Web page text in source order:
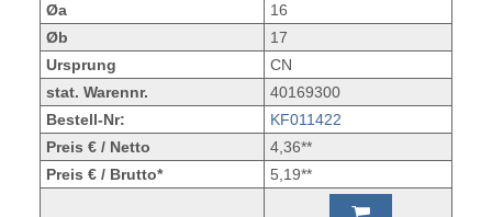
Øa
16
Øb
17
Ursprung
CN
stat. Warennr.
40169300
Bestell-Nr:
KF011422
Preis € / Netto
4,36**
Preis € / Brutto*
5,19**